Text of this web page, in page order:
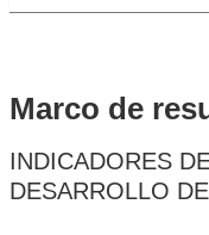
Marco de
INDICADORES
DESARROLLO